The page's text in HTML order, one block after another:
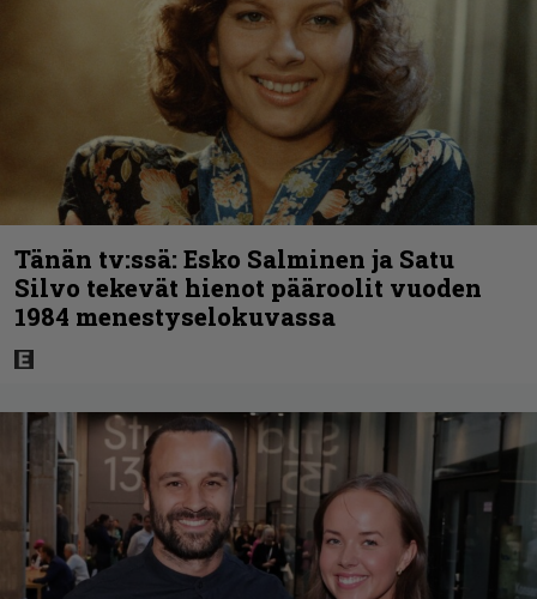
Tänän tv:ssä: Esko Salminen ja Satu
Silvo tekevät hienot pääroolit vuoden
1984 menestyselokuvassa